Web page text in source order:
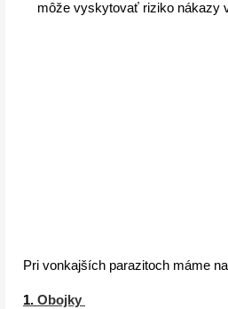
môže vyskytovať riziko nákazy
Pri vonkajších parazitoch máme
1. Obojky